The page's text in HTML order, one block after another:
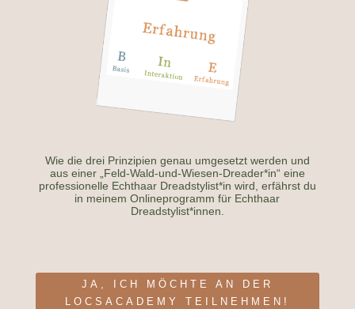
Wie die drei Prinzipien genau umgesetzt werden und
aus einer „Feld-Wald-und-Wiesen-Dreader*in“ eine
professionelle Echthaar Dreadstylist*in wird, erfährst du
in meinem Onlineprogramm für Echthaar
Dreadstylist*innen.
JA, ICH MÖCHTE AN DER
LOCSACADEMY TEILNEHMEN!